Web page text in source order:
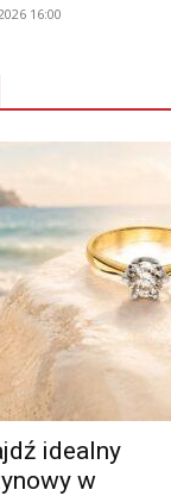
16:00
idealny
w